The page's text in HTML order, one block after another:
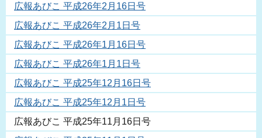
広報あびこ 平成26年2月16日号
広報あびこ 平成26年2月1日号
広報あびこ 平成26年1月16日号
広報あびこ 平成26年1月1日号
広報あびこ 平成25年12月16日号
広報あびこ 平成25年12月1日号
広報あびこ 平成25年11月16日号